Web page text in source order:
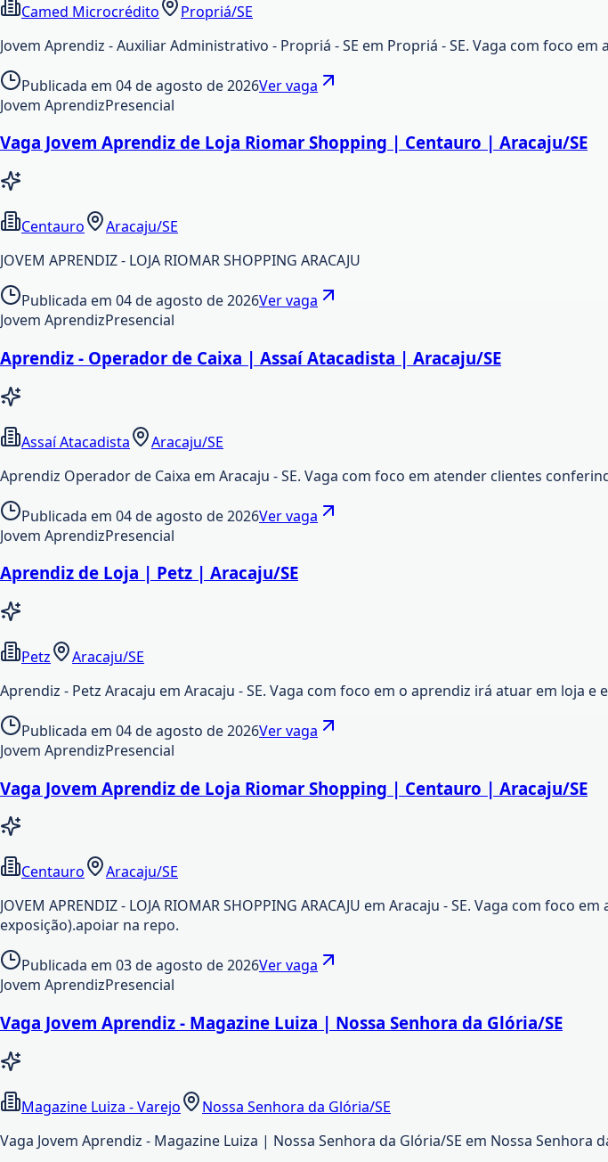
Camed Microcrédito
Propriá/SE
Jovem Aprendiz - Auxiliar Administrativo - Propriá - SE em Propriá - SE. Vaga com foco
Publicada em 04 de agosto de 2026Ver vaga
Jovem AprendizPresencial
Vaga Jovem Aprendiz de Loja Riomar Shopping | Centauro | Aracaju/SE
Centauro
Aracaju/SE
JOVEM APRENDIZ - LOJA RIOMAR SHOPPING ARACAJU
Publicada em 04 de agosto de 2026Ver vaga
Jovem AprendizPresencial
Aprendiz - Operador de Caixa | Assaí Atacadista | Aracaju/SE
Assaí Atacadista
Aracaju/SE
Aprendiz Operador de Caixa em Aracaju - SE. Vaga com foco em atender clientes
Publicada em 04 de agosto de 2026Ver vaga
Jovem AprendizPresencial
Aprendiz de Loja | Petz | Aracaju/SE
Petz
Aracaju/SE
Aprendiz - Petz Aracaju em Aracaju - SE. Vaga com foco em o aprendiz irá atuar em loja
Publicada em 04 de agosto de 2026Ver vaga
Jovem AprendizPresencial
Vaga Jovem Aprendiz de Loja Riomar Shopping | Centauro | Aracaju/SE
Centauro
Aracaju/SE
JOVEM APRENDIZ - LOJA RIOMAR SHOPPING ARACAJU em Aracaju - SE. Vaga com
exposição).apoiar na repo.
Publicada em 03 de agosto de 2026Ver vaga
Jovem AprendizPresencial
Vaga Jovem Aprendiz - Magazine Luiza | Nossa Senhora da Glória/SE
Magazine Luiza - Varejo
Nossa Senhora da Glória/SE
Vaga Jovem Aprendiz - Magazine Luiza | Nossa Senhora da Glória/SE em Nossa Senhora